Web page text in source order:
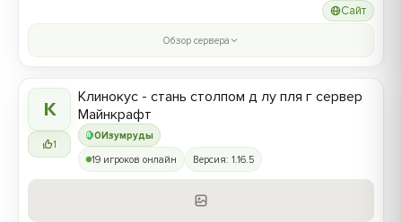
Сайт
Обзор сервера
К
1
0Изумруды
Клинокус - стань столпом д лу пля г сервер
Майнкрафт
19 игроков онлайн Версия: 1.16.5